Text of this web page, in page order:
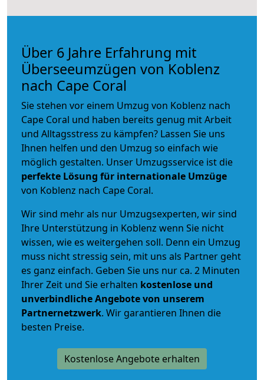
Über 6 Jahre Erfahrung mit
Überseeumzügen von Koblenz
nach Cape Coral
Sie stehen vor einem Umzug von Koblenz nach
Cape Coral und haben bereits genug mit Arbeit
und Alltagsstress zu kämpfen? Lassen Sie uns
Ihnen helfen und den Umzug so einfach wie
möglich gestalten. Unser Umzugsservice ist die
perfekte Lösung für internationale Umzüge
von Koblenz nach Cape Coral.
Wir sind mehr als nur Umzugsexperten, wir sind
Ihre Unterstützung in Koblenz wenn Sie nicht
wissen, wie es weitergehen soll. Denn ein Umzug
muss nicht stressig sein, mit uns als Partner geht
es ganz einfach. Geben Sie uns nur ca. 2 Minuten
Ihrer Zeit und Sie erhalten kostenlose und
unverbindlicheAngebote von unserem
Partnernetzwerk. Wir garantieren Ihnen die
besten Preise.
Kostenlose Angebote erhalten